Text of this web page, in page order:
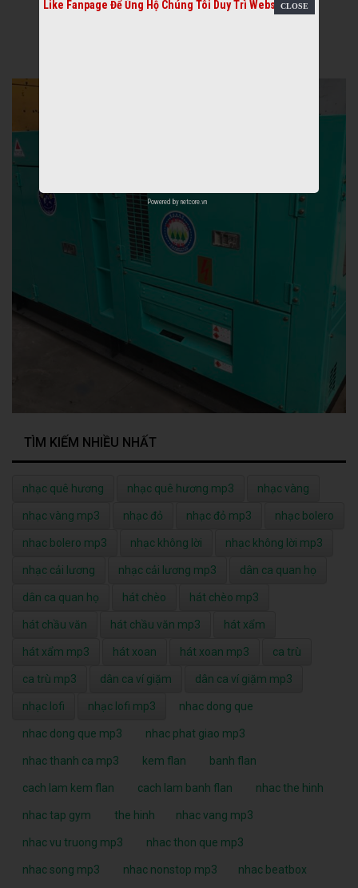
TÌM KIẾM NHIỀU NHẤT
nhạc quê hương nhạc quê hương mp3 nhạc vàng
nhạc vàng mp3 nhạc đỏ nhạc đỏ mp3 nhạc bolero
nhạc bolero mp3 nhạc không lời nhạc không lời mp3
nhạc cải lương nhạc cải lương mp3 dân ca quan họ
dân ca quan họ hát chèo hát chèo mp3
hát chầu văn hát chầu văn mp3 hát xẩm
hát xẩm mp3 hát xoan hát xoan mp3 ca trù
ca trù mp3 dân ca ví giặm dân ca ví giặm mp3
nhạc lofi nhạc lofi mp3 nhac dong que
nhac dong que mp3 nhac phat giao mp3
nhac thanh ca mp3 kem flan banh flan
cach lam kem flan cach lam banh flan nhac the hinh
nhac tap gym the hinh nhac vang mp3
nhac vu truong mp3 nhac thon que mp3
nhac song mp3 nhac nonstop mp3 nhac beatbox
Like Fanpage Để Ủng Hộ Chúng Tôi Duy Trì Website
Powered by netcore.vn